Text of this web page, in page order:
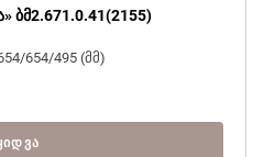
ბმ2.671.0.41(2155)
654/495 (მმ)